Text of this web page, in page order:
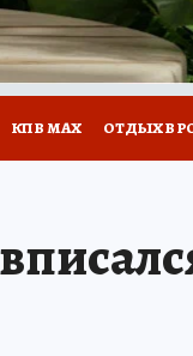
КП В МАХ ОТДЫХ В